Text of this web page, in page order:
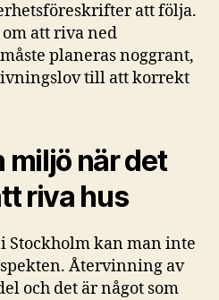
att följa.
att riva ned
planeras noggrant,
till att korrekt
miljö när det
riva hus
Stockholm kan man inte
Återvinning av
och det är något som